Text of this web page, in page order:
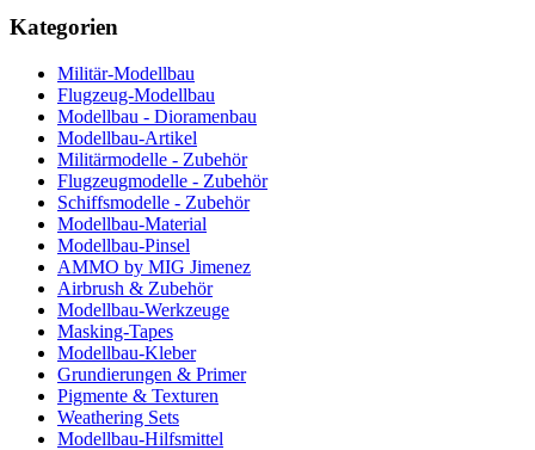
Kategorien
Militär-Modellbau
Flugzeug-Modellbau
Modellbau - Dioramenbau
Modellbau-Artikel
Militärmodelle - Zubehör
Flugzeugmodelle - Zubehör
Schiffsmodelle - Zubehör
Modellbau-Material
Modellbau-Pinsel
AMMO by MIG Jimenez
Airbrush & Zubehör
Modellbau-Werkzeuge
Masking-Tapes
Modellbau-Kleber
Grundierungen & Primer
Pigmente & Texturen
Weathering Sets
Modellbau-Hilfsmittel